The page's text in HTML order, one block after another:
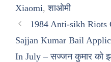
Xiaomi,शाओमी
1984 Anti-sikh Riots
Sajjan Kumar Bail
In July – सज्जन कुमार को